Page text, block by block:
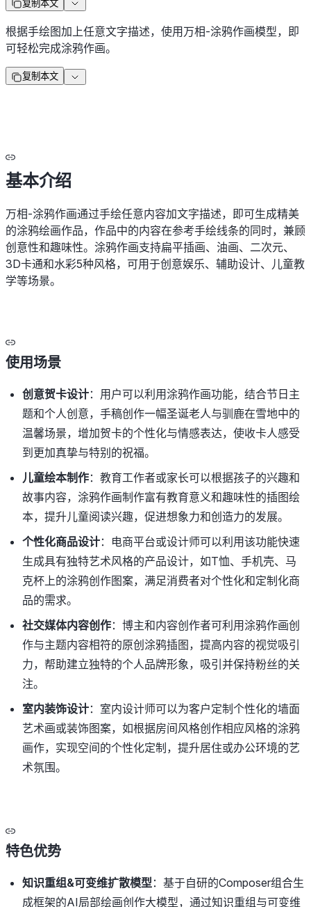
复制本文
根据手绘图加上任意文字描述，使用万相-涂鸦作画模型，即
可轻松完成涂鸦作画。
复制本文
基本介绍
万相-涂鸦作画通过手绘任意内容加文字描述，即可生成精美
的涂鸦绘画作品，作品中的内容在参考手绘线条的同时，兼顾
创意性和趣味性。涂鸦作画支持扁平插画、油画、二次元、
3D卡通和水彩5种风格，可用于创意娱乐、辅助设计、儿童教
学等场景。
使用场景
创意贺卡设计：用户可以利用涂鸦作画功能，结合节日主
题和个人创意，手稿创作一幅圣诞老人与驯鹿在雪地中的
温馨场景，增加贺卡的个性化与情感表达，使收卡人感受
到更加真挚与特别的祝福。
儿童绘本制作：教育工作者或家长可以根据孩子的兴趣和
故事内容，涂鸦作画制作富有教育意义和趣味性的插图绘
本，提升儿童阅读兴趣，促进想象力和创造力的发展。
个性化商品设计：电商平台或设计师可以利用该功能快速
生成具有独特艺术风格的产品设计，如T恤、手机壳、马
克杯上的涂鸦创作图案，满足消费者对个性化和定制化商
品的需求。
社交媒体内容创作：博主和内容创作者可利用涂鸦作画创
作与主题内容相符的原创涂鸦插图，提高内容的视觉吸引
力，帮助建立独特的个人品牌形象，吸引并保持粉丝的关
注。
室内装饰设计：室内设计师可以为客户定制个性化的墙面
艺术画或装饰图案，如根据房间风格创作相应风格的涂鸦
画作，实现空间的个性化定制，提升居住或办公环境的艺
术氛围。
特色优势
知识重组&可变维扩散模型 ：基于自研的Composer组合生
成框架的AI局部绘画创作大模型，通过知识重组与可变维